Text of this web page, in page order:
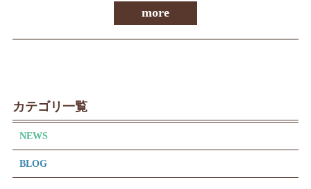
more
カテゴリ一覧
NEWS
BLOG